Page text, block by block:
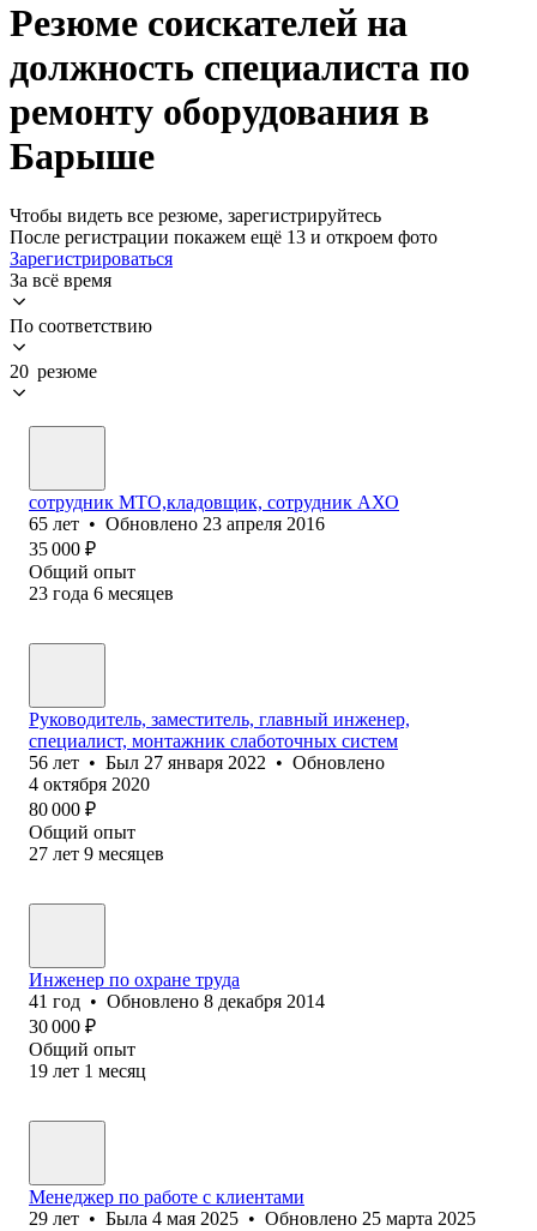
Резюме соискателей на
должность специалиста по
ремонту оборудования в
Барыше
Чтобы видеть все резюме, зарегистрируйтесь
После регистрации покажем ещё 13 и откроем фото
Зарегистрироваться
За всё время
По соответствию
20 резюме
сотрудник МТО,кладовщик, сотрудник АХО
65 лет • Обновлено 23 апреля 2016
35 000 ₽
Общий опыт
23 года 6 месяцев
Руководитель, заместитель, главный инженер,
специалист, монтажник слаботочных систем
56 лет • Был 27 января 2022 • Обновлено
4 октября 2020
80 000 ₽
Общий опыт
27 лет 9 месяцев
Инженер по охране труда
41 год • Обновлено 8 декабря 2014
30 000 ₽
Общий опыт
19 лет 1 месяц
Менеджер по работе с клиентами
29 лет • Была 4 мая 2025 • Обновлено 25 марта 2025